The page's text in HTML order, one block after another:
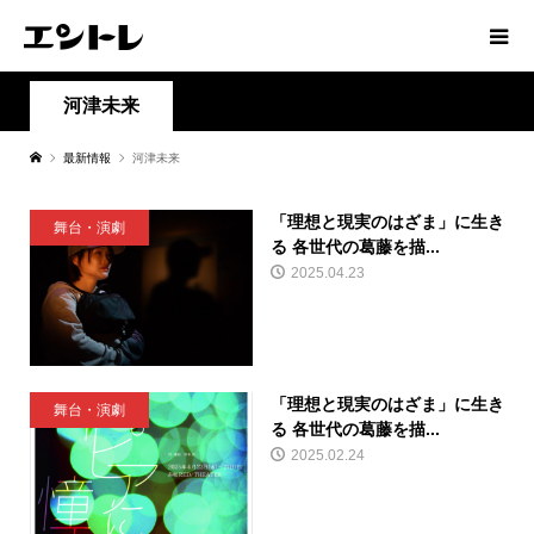
河津未来
最新情報 河津未来
舞台・演劇
「理想と現実のはざま」に生き
る 各世代の葛藤を描...
2025.04.23
舞台・演劇
「理想と現実のはざま」に生き
る 各世代の葛藤を描...
2025.02.24